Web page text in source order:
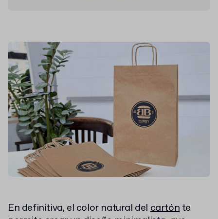
En definitiva, el color natural delcartónte